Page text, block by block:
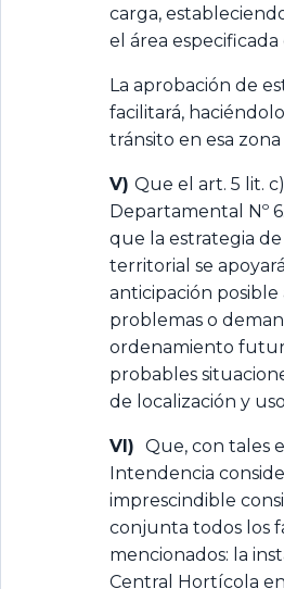
carga,
el área especificada
La aprobación de
facilitará,
tránsito en esa
V) Que el art. 5 lit.
Departamental Nº
que la estrategia
territorial se
anticipación
problemas o
ordenamiento
probables
de localización y
VI) Que, con tales
Intendencia
imprescindible
conjunta todos los
mencionados: la
Central Hortícola